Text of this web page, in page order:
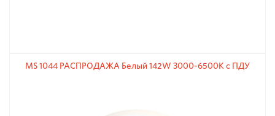
MS 1044 РАСПРОДАЖА Белый 142W 3000-6500К с ПДУ